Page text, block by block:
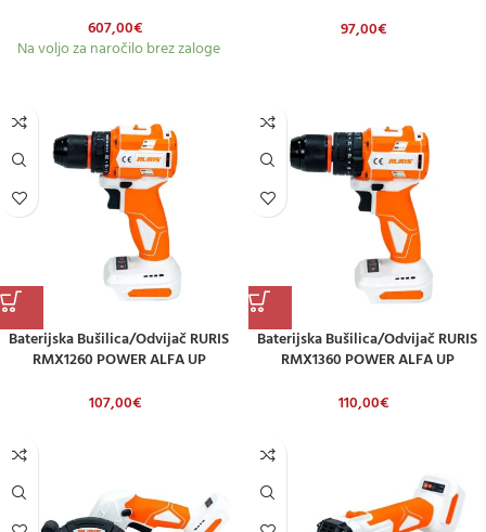
607,00€
Na voljo za naročilo brez zaloge
97,00€
Baterijska Bušilica/odvijač RURIS
RMX1260 POWER ALFA UP
107,00€
Baterijska Bušilica/odvijač RURIS
RMX1360 POWER ALFA UP
110,00€